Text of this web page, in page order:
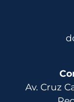
Av. Cruz